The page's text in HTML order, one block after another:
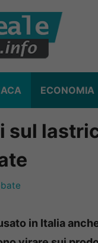
ECONOMIA
in Italia